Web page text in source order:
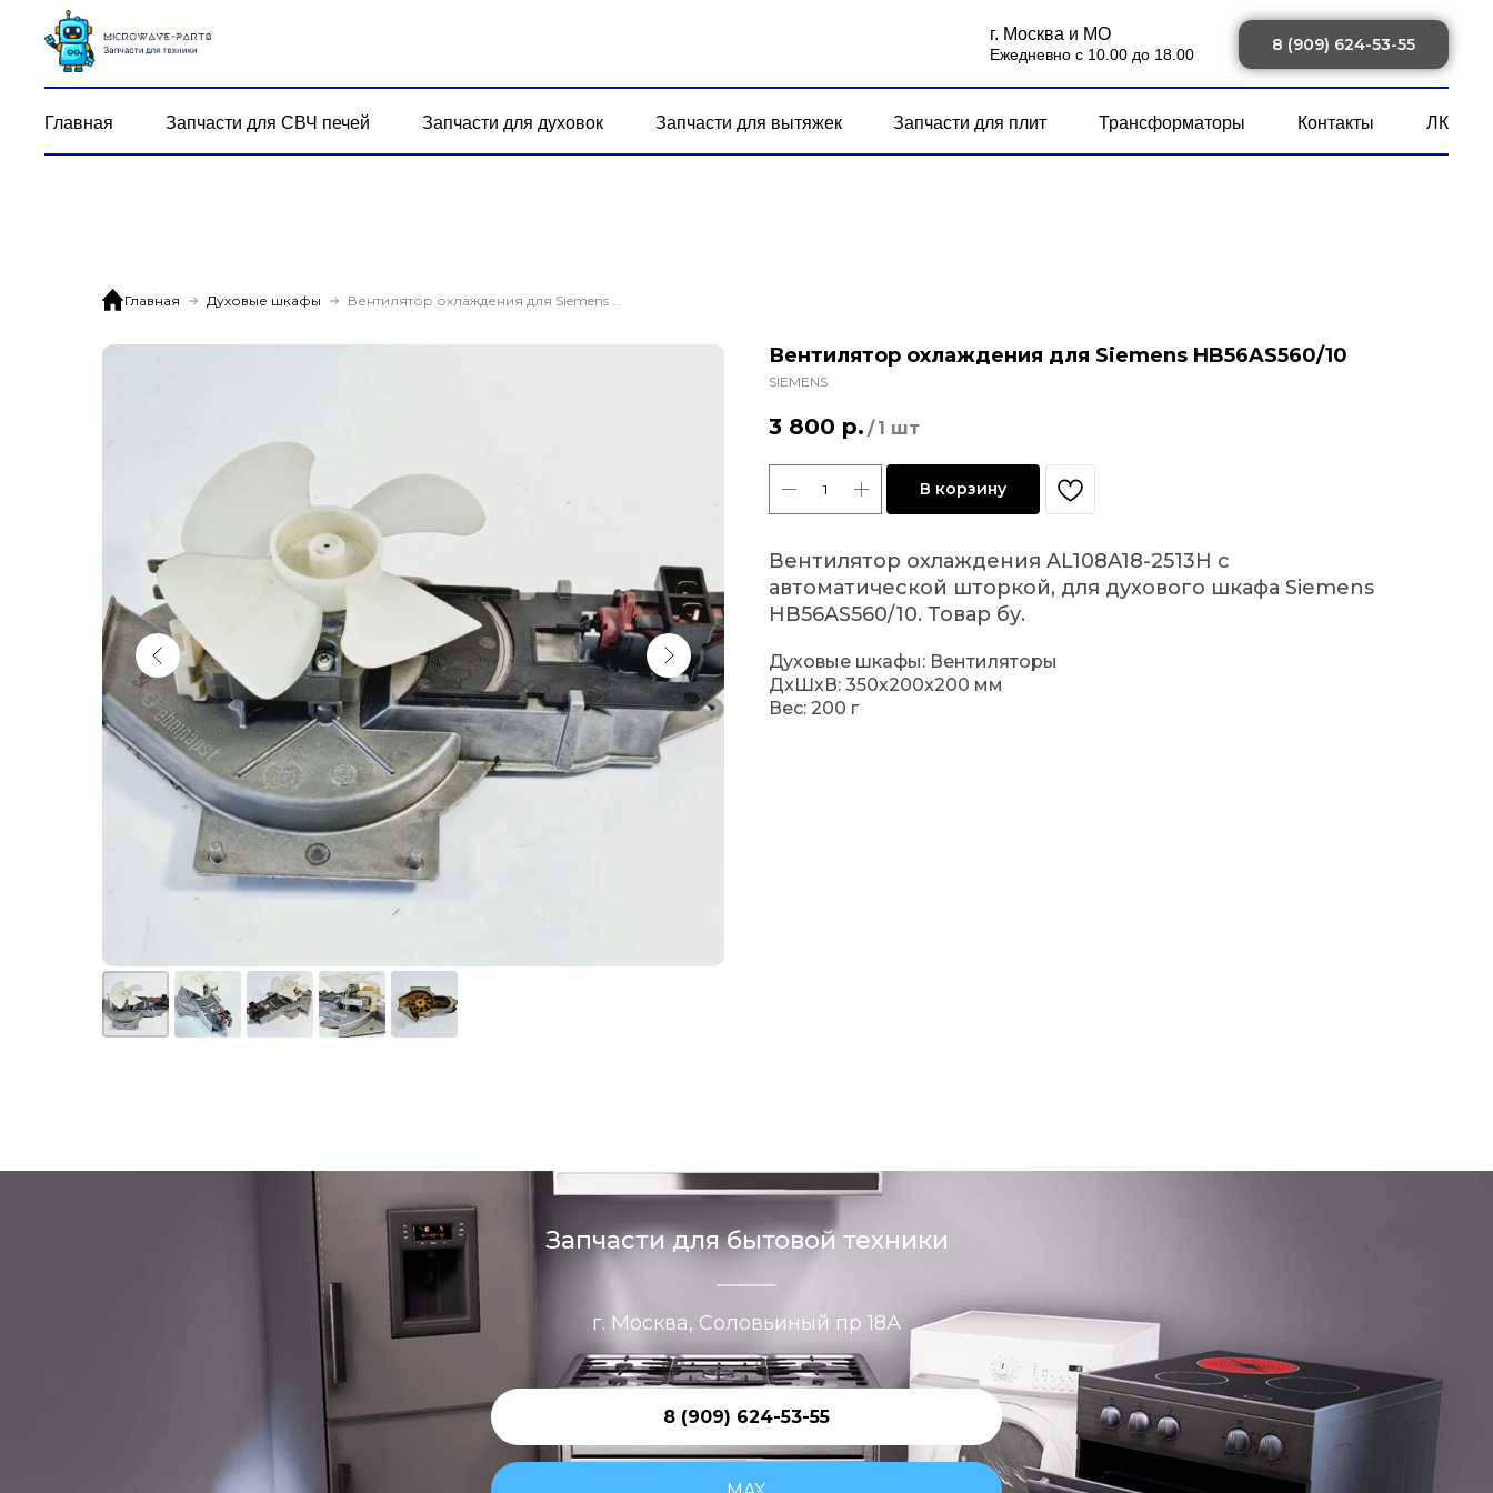
г. Москва и МО
Ежедневно с 10.00 до 18.00
8 (909) 624-53-55
Главная Запчасти для СВЧ печей Запчасти для духовок Запчасти для вытяжек Запчасти для плит Трансформаторы Контакты ЛК
Главная Духовые шкафы
Вентилятор охлаждения для Siemens HB56AS560/10
SIEMENS
3 800 р. / 1 шт
В корзину
Вентилятор охлаждения AL108A18-2513H с
автоматической шторкой, для духового шкафа Siemens
HB56AS560/10. Товар бу.
Духовые шкафы: Вентиляторы
ДxШxВ: 350x200x200 мм
Вес: 200 г
Запчасти для бытовой техники
г. Москва, Соловьиный пр 18А
8 (909) 624-53-55